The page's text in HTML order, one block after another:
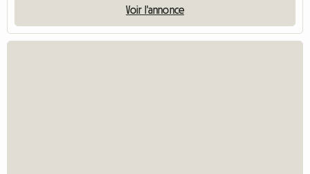
Voir l'annonce